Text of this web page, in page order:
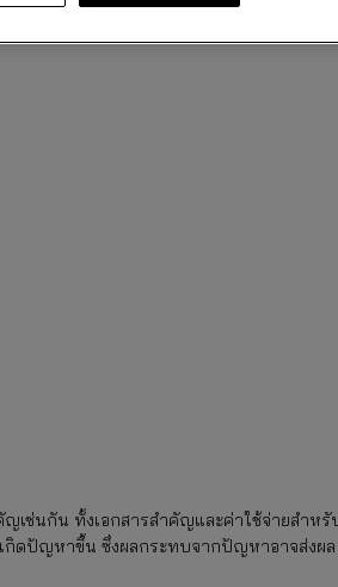
เช่นกัน ทั้งเอกสารสำคัญและค่าใช้จ่ายสำหรั
กิดปัญหาขึ้น ซึ่งผลกระทบจากปัญหาอาจส่งผล